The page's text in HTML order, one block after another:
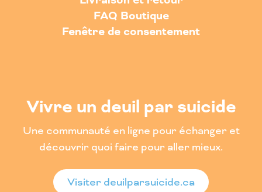
FAQ Boutique
Fenêtre de consentement
Vivre un deuil par suicide
Une communauté en ligne pour échanger et
découvrir quoi faire pour aller mieux.
Visiter deuilparsuicide.ca